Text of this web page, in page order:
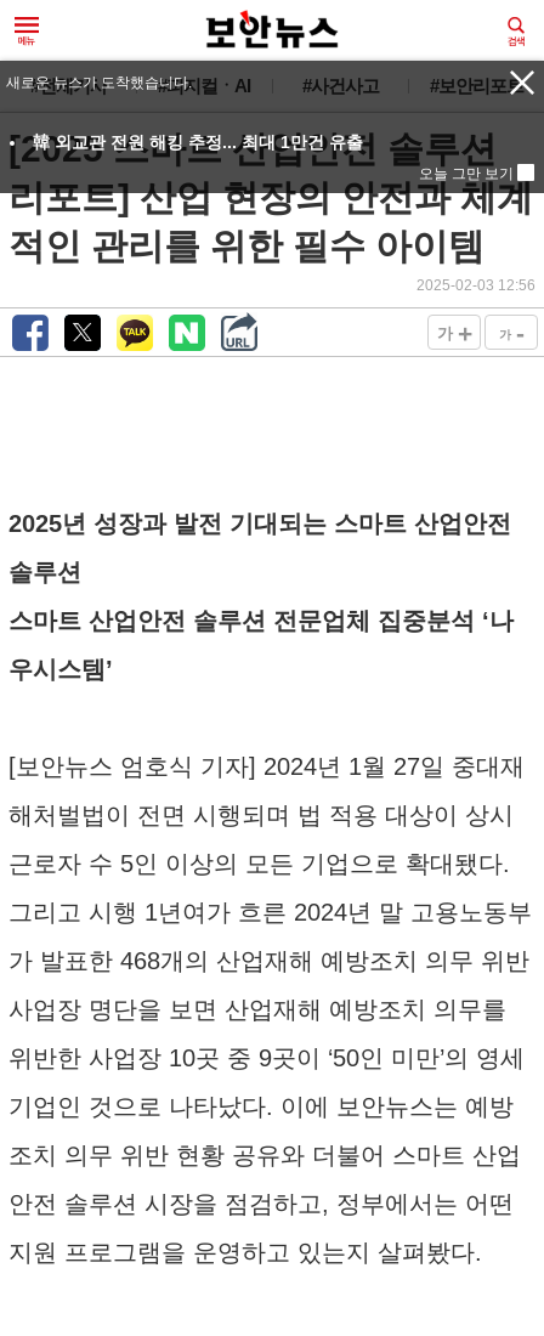
#전체기사 #피지컬ㆍAI #사건사고 #보안리포트
[2025 스마트 산업안전 솔루션
리포트] 산업 현장의 안전과 체계
적인 관리를 위한 필수 아이템
2025-02-03 12:56
가 + 가 -
2025년 성장과 발전 기대되는 스마트 산업안전
솔루션
스마트 산업안전 솔루션 전문업체 집중분석 ‘나
우시스템’
[보안뉴스 엄호식 기자] 2024년 1월 27일 중대재
해처벌법이 전면 시행되며 법 적용 대상이 상시
근로자 수 5인 이상의 모든 기업으로 확대됐다.
그리고 시행 1년여가 흐른 2024년 말 고용노동부
가 발표한 468개의 산업재해 예방조치 의무 위반
사업장 명단을 보면 산업재해 예방조치 의무를
위반한 사업장 10곳 중 9곳이 ‘50인 미만’의 영세
기업인 것으로 나타났다. 이에 보안뉴스는 예방
조치 의무 위반 현황 공유와 더불어 스마트 산업
안전 솔루션 시장을 점검하고, 정부에서는 어떤
지원 프로그램을 운영하고 있는지 살펴봤다.
새로운 뉴스가 도착했습니다.
韓 외교관 전원 해킹 추정... 최대 1만건 유출
오늘 그만 보기